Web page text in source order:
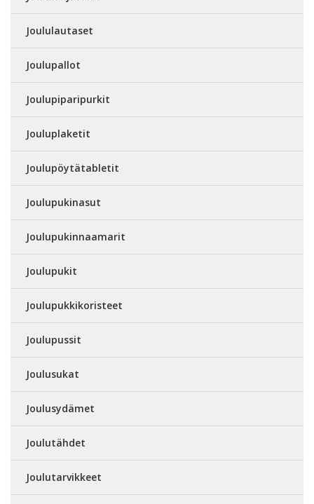
Joululautaset
Joulupallot
Joulupiparipurkit
Jouluplaketit
Joulupöytätabletit
Joulupukinasut
Joulupukinnaamarit
Joulupukit
Joulupukkikoristeet
Joulupussit
Joulusukat
Joulusydämet
Joulutähdet
Joulutarvikkeet